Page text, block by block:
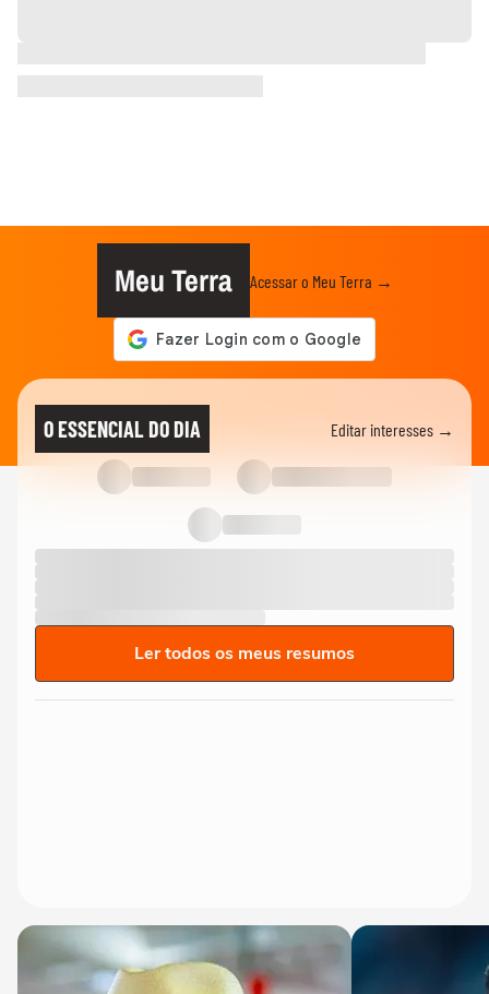
Meu Terra Acessar o Meu Terra →
O ESSENCIAL DO DIA Editar interesses →
Ler todos os meus resumos